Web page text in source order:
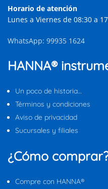
Horario de atención
Lunes a Viernes de 08:30 a
WhatsApp: 99935 1624
HANNA®
Un poco de historia…
Términos y condiciones
Aviso de privacidad
Sucursales y filiales
¿Cómo
Compre con HANNA®